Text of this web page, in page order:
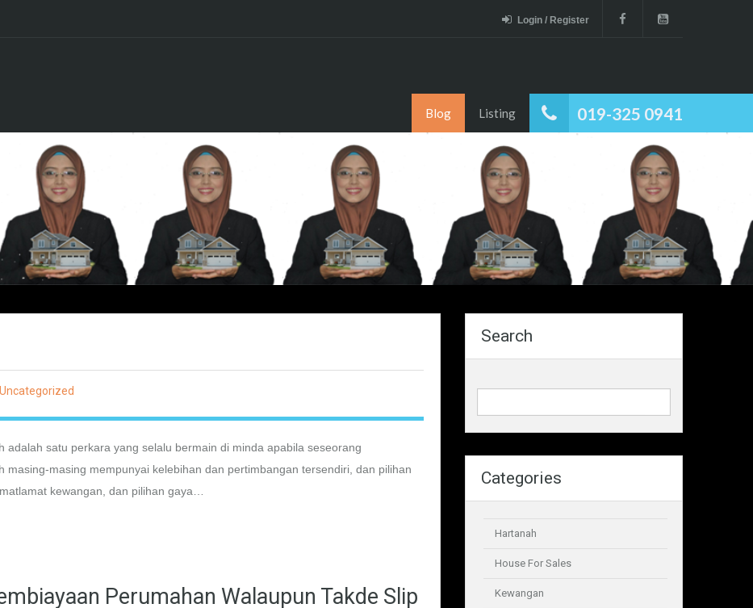
Login / Register
019-325 0941
Blog Listing
Uncategorized
adalah satu perkara yang selalu bermain di minda apabila seseorang
masing-masing mempunyai kelebihan dan pertimbangan tersendiri, dan pilihan
kewangan, dan pilihan gaya…
Perumahan Walaupun Takde Slip
Search
Categories
Hartanah
House For Sales
Kewangan